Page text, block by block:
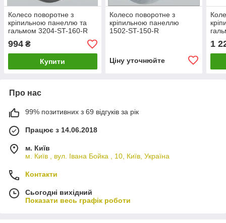
Колесо поворотне з
кріпильною панеллю та
гальмом 3204-ST-160-R
994 ₴
Купити
Колесо поворотне з
кріпильною панеллю
1502-ST-150-R
Ціну уточнюйте
1
Про нас
99% позитивних з 69 відгуків за рік
Працює з 14.06.2018
м. Київ
м. Київ , вул. Івана Бойка , 10, Київ, Україна
Контакти
Сьогодні вихідний
Показати весь графік роботи